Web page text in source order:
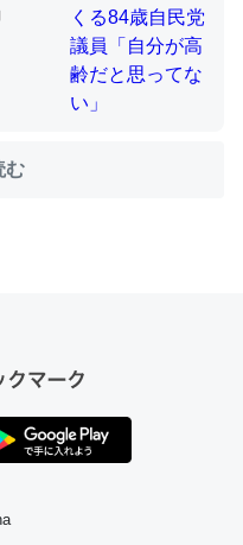
を設定中でした。Prime
人が多いそうだけど、
Alexaしか使わないので
。参考：
む